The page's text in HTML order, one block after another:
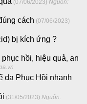
(07/06/2023)Nguồn:
cách (07/06/2023)
bị kích ứng ?
hồi, hiệu quả, an
da Phục Hồi nhanh
(31/05/2023)Nguồn: